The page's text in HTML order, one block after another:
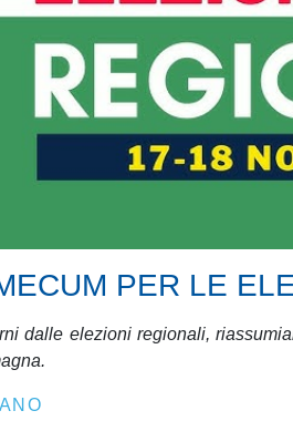
PER LE
dalle elezioni regionali,